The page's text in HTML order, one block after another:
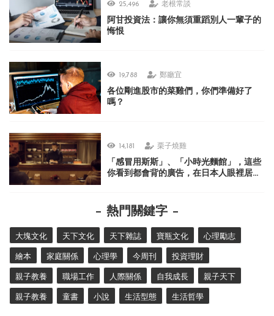
25,496 老根常談
阿甘投資法：讓你無須重蹈別人一輩子的
悔恨
19,788 鄭廳宜
各位剛進股市的菜雞們，你們準備好了
嗎？
14,181 栗子燒雞
「感冒用斯斯」、「小時光麵館」，這些
你看到都會背的廣告，在日本人眼裡居然
熱門關鍵字
大塊文化 天下文化 天下雜誌 寶瓶文化 心理勵志
繪本 家庭關係 心理學 今周刊 投資理財
親子教養 職場工作 人際關係 自我成長 親子天下
親子教養 童書 小說 生活型態 生活哲學